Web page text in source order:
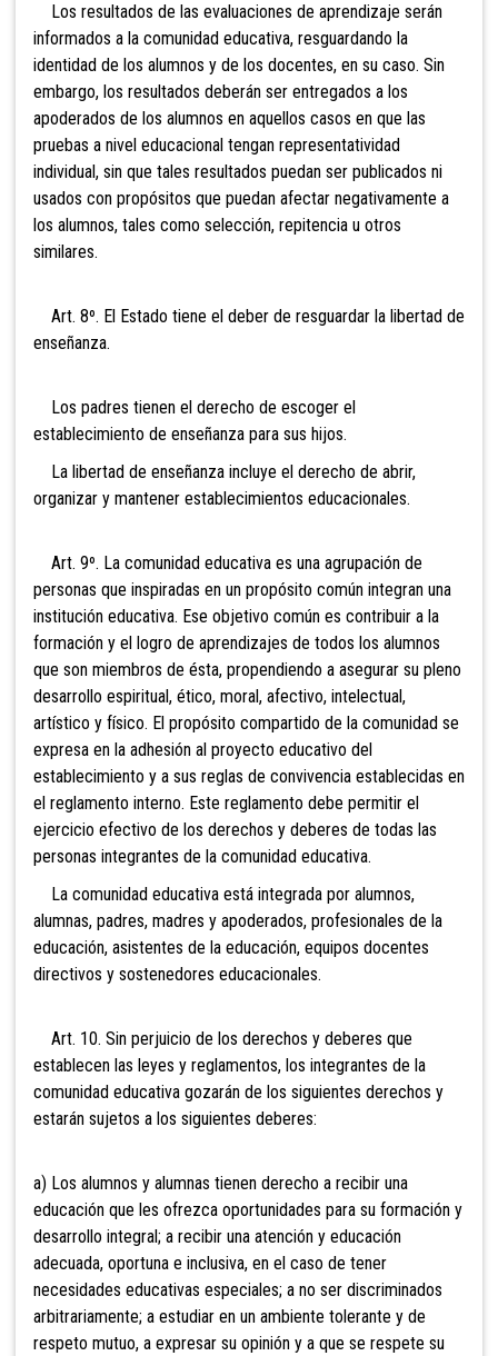
Los resultados de las evaluaciones de aprendizaje serán
informados a la comunidad educativa, resguardando la
identidad de los alumnos y de los docentes, en su caso. Sin
embargo, los resultados deberán ser entregados a los
apoderados de los alumnos en aquellos casos en que las
pruebas a nivel educacional tengan representatividad
individual, sin que tales resultados puedan ser publicados ni
usados con propósitos que puedan afectar negativamente a
los alumnos, tales como selección, repitencia u otros
similares.
Art. 8º. El Estado tiene el deber de resguardar la libertad de
enseñanza.
Los padres tienen el derecho de escoger el
establecimiento de enseñanza para sus hijos.
La libertad de enseñanza incluye el derecho de abrir,
organizar y mantener establecimientos educacionales.
Art. 9º. La comunidad educativa es una agrupación de
personas que inspiradas en un propósito común integran una
institución educativa. Ese objetivo común es contribuir a la
formación y el logro de aprendizajes de todos los alumnos
que son miembros de ésta, propendiendo a asegurar su pleno
desarrollo espiritual, ético, moral, afectivo, intelectual,
artístico y físico. El propósito compartido de la comunidad se
expresa en la adhesión al proyecto educativo del
establecimiento y a sus reglas de convivencia establecidas en
el reglamento interno. Este reglamento debe permitir el
ejercicio efectivo de los derechos y deberes de todas las
personas integrantes de la comunidad educativa.
La comunidad educativa está integrada por alumnos,
alumnas, padres, madres y apoderados, profesionales de la
educación, asistentes de la educación, equipos docentes
directivos y sostenedores educacionales.
Art. 10. Sin perjuicio de los derechos y deberes que
establecen las leyes y reglamentos, los integrantes de la
comunidad educativa gozarán de los siguientes derechos y
estarán sujetos a los siguientes deberes:
a) Los alumnos y alumnas tienen derecho a recibir una
educación que les ofrezca oportunidades para su formación y
desarrollo integral; a recibir una atención y educación
adecuada, oportuna e inclusiva, en el caso de tener
necesidades educativas especiales; a no ser discriminados
arbitrariamente; a estudiar en un ambiente tolerante y de
respeto mutuo, a expresar su opinión y a que se respete su